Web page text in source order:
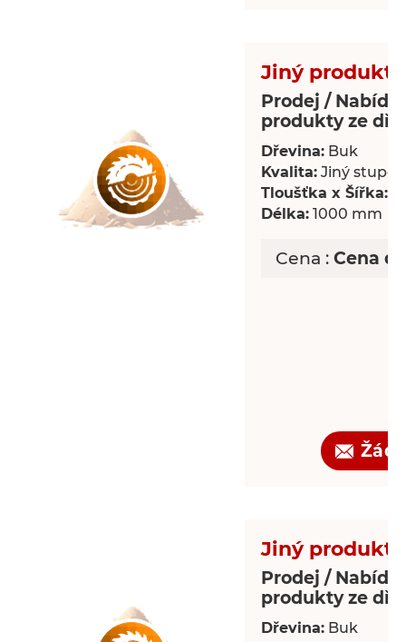
Jiný produkt
Prodej /
produkty ze
Dřevina: Buk
Kvalita: Jiný
Tloušťka x Šířka:
Délka: 1000 mm
Cena : Cena
Jiný produkt
Prodej /
produkty ze
Dřevina: Buk